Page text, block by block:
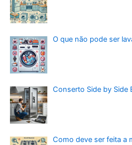
O que não pode ser
Conserto Side by Side
Como deve ser feita a